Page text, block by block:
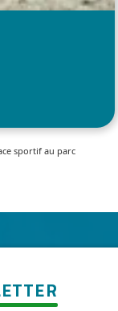
sportif au parc